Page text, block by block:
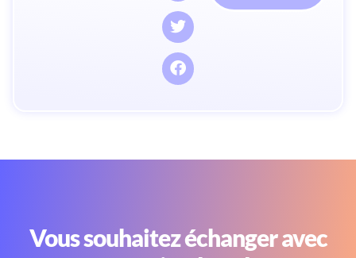
Vous souhaitez échanger avec